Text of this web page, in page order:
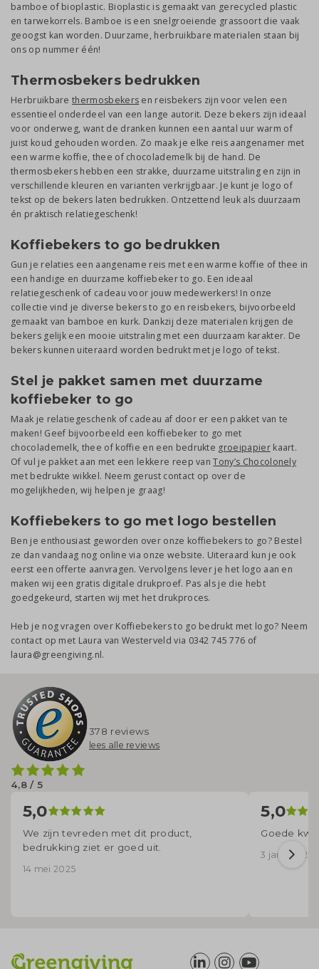
bamboe of bioplastic. Bioplastic is gemaakt van gerecycled plastic
en tarwekorrels. Bamboe is een snelgroeiende grassoort die vaak
geoogst kan worden. Duurzame, herbruikbare materialen staan bij
ons op nummer één!
Thermosbekers bedrukken
Herbruikbarethermosbekers en reisbekers zijn voor velen een
essentieel onderdeel van een lange autorit. Deze bekers zijn ideaal
voor onderweg, want de dranken kunnen een aantal uur warm of
juist koud gehouden worden. Zo maak je elke reis aangenamer met
een warme koffie, thee of chocolademelk bij de hand. De
thermosbekers hebben een strakke, duurzame uitstraling en zijn in
verschillende kleuren en varianten verkrijgbaar. Je kunt je logo of
tekst op de bekers laten bedrukken. Ontzettend leuk als duurzaam
én praktisch relatiegeschenk!
Koffiebekers to go bedrukken
Gun je relaties een aangename reis met een warme koffie of thee in
een handige en duurzame koffiebeker to go. Een ideaal
relatiegeschenk of cadeau voor jouw medewerkers! In onze
collectie vind je diverse bekers to go en reisbekers, bijvoorbeeld
gemaakt van bamboe en kurk. Dankzij deze materialen krijgen de
bekers gelijk een mooie uitstraling met een duurzaam karakter. De
bekers kunnen uiteraard worden bedrukt met je logo of tekst.
Stel je pakket samen met duurzame
koffiebeker to go
Maak je relatiegeschenk of cadeau af door er een pakket van te
maken! Geef bijvoorbeeld een koffiebeker to go met
chocolademelk, thee of koffie en een bedrukte groeipapierkaart.
Of vul je pakket aan met een lekkere reep vanTony’s Chocolonely
met bedrukte wikkel. Neem gerust contact op over de
mogelijkheden, wij helpen je graag!
Koffiebekers to go met logo bestellen
Ben je enthousiast geworden over onze koffiebekers to go? Bestel
ze dan vandaag nog online via onze website. Uiteraard kun je ook
eerst een offerte aanvragen. Vervolgens lever je het logo aan en
maken wij een gratis digitale drukproef. Pas als je die hebt
goedgekeurd, starten wij met het drukproces.
Heb je nog vragen over Koffiebekers to go bedrukt met logo? Neem
contact op met Laura van Westerveld via 0342 745 776 of
laura@greengiving.nl.
4,8 / 5
378 reviews
lees alle reviews
5,0
We zijn tevreden met dit product,
bedrukking ziet er goed uit.
14 mei 2025
5,0
Goede
3 januari